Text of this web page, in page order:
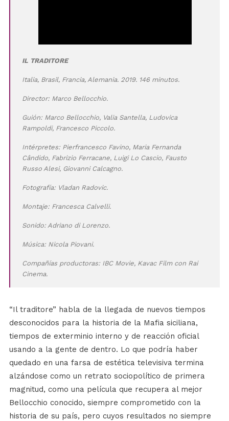
IL TRADITORE
Italia, Brasil, Francia, Alemania. 2019. 146 minutos.
Director: Marco Bellocchio.
Guión: Marco Bellocchio, Valia Santella, Ludovica
Rampoldi, Francesco Piccolo.
Intérpretes: Pierfrancesco Favino, Maria Fernanda
Cândido, Fabrizio Ferracane, Luigi Lo Cascio, Fausto
Russo Alesi, Giovanni Calcagno.
Fotografía: Vladan Radovic.
Montaje: Francesca Calvelli.
Sonido: Adriano di Lorenzo.
Música: Nicola Piovani.
Compañías productoras: IBC Movie, Kavac Film con Rai
Cinema.
“Il traditore” habla de la llegada de nuevos tiempos
desconocidos para la historia de la Mafia siciliana,
tiempos de exterminio interno y de reacción oficial
usando a la gente de dentro. Lo que podría haber
quedado en una farsa de estética televisiva termina
alzándose como un retrato sociopolítico de primera
magnitud, como una película que recupera al mejor
Bellocchio conocido, siempre comprometido con la
historia de su país, pero cuyos resultados no siempre